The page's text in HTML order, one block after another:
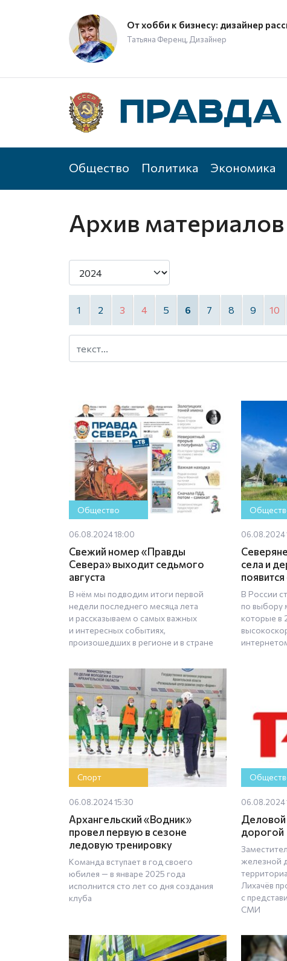
От хобби к бизнесу: дизайнер
Татьяна Ференц, Дизайнер
Общество Политика Экономика
Архив материалов
1 2 3 4 5 6 7 8 9 10
Общество
06.08.2024 18:00
Свежий номер «Правды
Севера» выходит седьмого
августа
В нём мы подводим итоги первой
недели последнего месяца лета
и рассказываем о самых важных
и интересных событиях,
произошедших в регионе и в стране
06.08.2024
села и
В России
по выбору
которые в
Спорт
06.08.2024 15:30
Архангельский «Водник»
провел первую в сезоне
ледовую тренировку
Команда вступает в год своего
юбилея — в январе 2025 года
исполнится сто лет со дня создания
клуба
06.08.2024
Деловой
дорогой
железной
Лихачёв
с
СМИ